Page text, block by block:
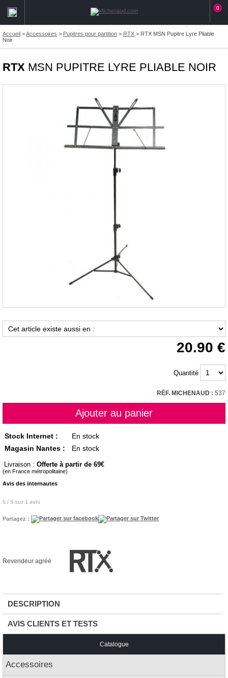
0
Accueil >Accessoires > Pupitres pour partition > RTX > RTX MSN Pupitre Lyre Pliable
Noir
RTX MSN PUPITRE LYRE PLIABLE NOIR
20.90
Quantité
RÉF. MICHENAUD : 537
Stock Internet :
En stock
Magasin Nantes :
En stock
Livraison : Offerte à partir de 69
(en France métropolitaine)
Avis des internautes
5 / 5 sur 1 avis
Partagez :
Revendeur agréé
DESCRIPTION
AVIS CLIENTS ET TESTS
Catalogue
Accessoires